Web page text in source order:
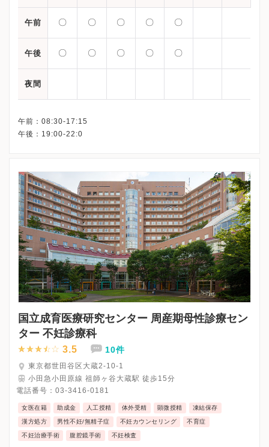
午前 〇 〇 〇 〇 〇
午後 〇 〇 〇 〇 〇
夜間
午前：08:30-17:15
国立成育医療研究センター 周産期母性診療セン
ター 不妊診療科
3.5 10件
東京都世田谷区大蔵2-10-1
小田急小田原線 祖師ヶ谷大蔵駅 徒歩15分
電話番号： 03-3416-0181
女医在籍 助成金 人工授精 体外受精 顕微授精 凍結保存
漢方処方 男性不妊/無精子症 不妊カウンセリング 不育症
不妊治療手術 腹腔鏡手術 不妊検査